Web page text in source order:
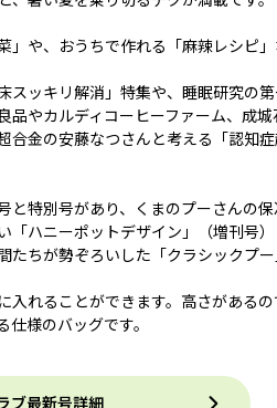
」や、おうちで作れる「麻辣レシピ
スッキリ解消」特集や、睡眠研究の
品やカルディコーヒーファーム、成
合金の安藤なつさんと考える「認知
特別号があり、くまのプーさんの保
「ハニーポットデザイン」（増刊号
たちが勢ぞろいした「クラシックプ
入れることができます。高さがある
様のバッグです。
ブ最新号詳細